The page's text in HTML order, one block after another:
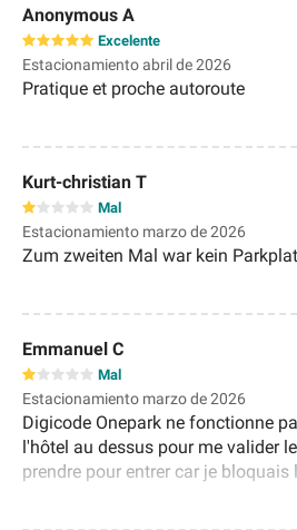
Anonymous A
Excelente
Estacionamiento abril de 2026
Pratique et proche autoroute
Kurt-christian T
Mal
Estacionamiento marzo de 2026
Zum zweiten Mal war kein
Emmanuel C
Mal
Estacionamiento marzo de 2026
Digicode Onepark ne fonctionne
l'hôtel au dessus pour me valider
prendre pour entrer car je
faire demi tour car une seule voix